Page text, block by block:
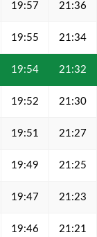
19:57 21:36
19:55 21:34
19:54 21:32
19:52 21:30
19:51 21:27
19:49 21:25
19:47 21:23
19:46 21:21